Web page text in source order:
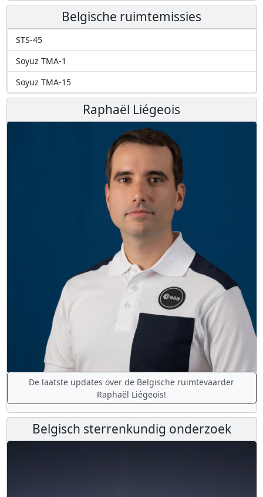
Belgische ruimtemissies
STS-45
Soyuz TMA-1
Soyuz TMA-15
Raphaël Liégeois
De laatste updates over de Belgische ruimtevaarder
Raphaël Liégeois!
Belgisch sterrenkundig onderzoek